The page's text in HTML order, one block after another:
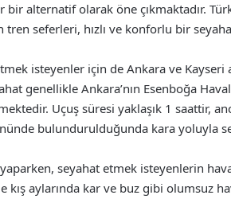
alternatif olarak öne çıkmaktadır.
tren seferleri, hızlı ve konforlu bir
isteyenler için de Ankara ve Kayseri
genellikle Ankara’nın Esenboğa
Uçuş süresi yaklaşık 1 saattir,
bulundurulduğunda kara yoluyla
seyahat etmek isteyenlerin
kış aylarında kar ve buz gibi olumsuz